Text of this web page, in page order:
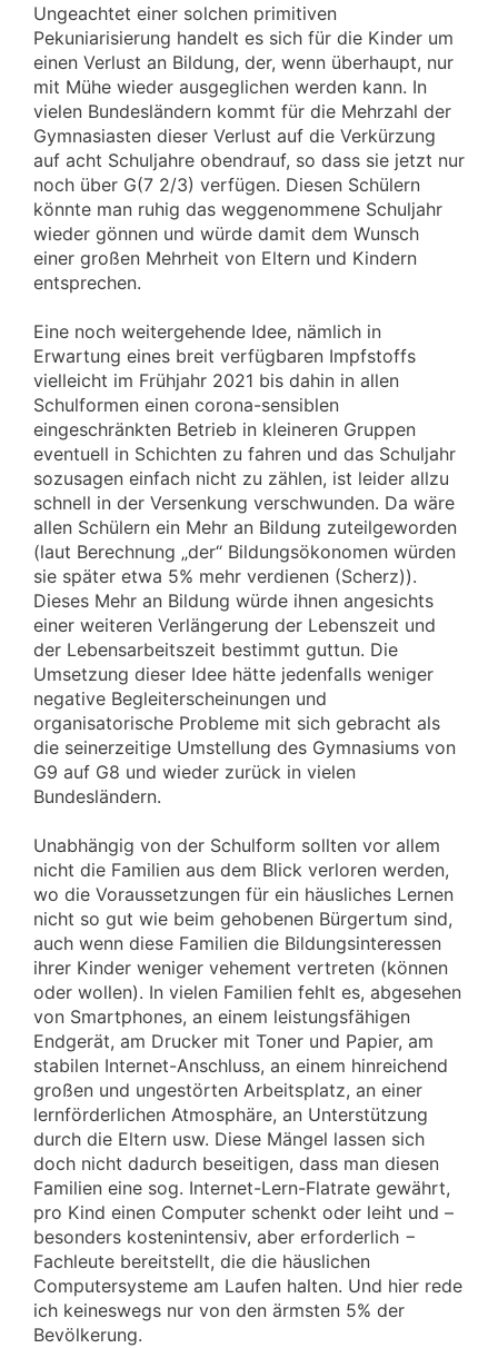
Ungeachtet einer solchen primitiven
Pekuniarisierung handelt es sich für die Kinder um
einen Verlust an Bildung, der, wenn überhaupt, nur
mit Mühe wieder ausgeglichen werden kann. In
vielen Bundesländern kommt für die Mehrzahl der
Gymnasiasten dieser Verlust auf die Verkürzung
auf acht Schuljahre obendrauf, so dass sie jetzt nur
noch über G(7 2/3) verfügen. Diesen Schülern
könnte man ruhig das weggenommene Schuljahr
wieder gönnen und würde damit dem Wunsch
einer großen Mehrheit von Eltern und Kindern
entsprechen.
Eine noch weitergehende Idee, nämlich in
Erwartung eines breit verfügbaren Impfstoffs
vielleicht im Frühjahr 2021 bis dahin in allen
Schulformen einen corona-sensiblen
eingeschränkten Betrieb in kleineren Gruppen
eventuell in Schichten zu fahren und das Schuljahr
sozusagen einfach nicht zu zählen, ist leider allzu
schnell in der Versenkung verschwunden. Da wäre
allen Schülern ein Mehr an Bildung zuteilgeworden
(laut Berechnung „der“ Bildungsökonomen würden
sie später etwa 5% mehr verdienen (Scherz)).
Dieses Mehr an Bildung würde ihnen angesichts
einer weiteren Verlängerung der Lebenszeit und
der Lebensarbeitszeit bestimmt guttun. Die
Umsetzung dieser Idee hätte jedenfalls weniger
negative Begleiterscheinungen und
organisatorische Probleme mit sich gebracht als
die seinerzeitige Umstellung des Gymnasiums von
G9 auf G8 und wieder zurück in vielen
Bundesländern.
Unabhängig von der Schulform sollten vor allem
nicht die Familien aus dem Blick verloren werden,
wo die Voraussetzungen für ein häusliches Lernen
nicht so gut wie beim gehobenen Bürgertum sind,
auch wenn diese Familien die Bildungsinteressen
ihrer Kinder weniger vehement vertreten (können
oder wollen). In vielen Familien fehlt es, abgesehen
von Smartphones, an einem leistungsfähigen
Endgerät, am Drucker mit Toner und Papier, am
stabilen Internet-Anschluss, an einem hinreichend
großen und ungestörten Arbeitsplatz, an einer
lernförderlichen Atmosphäre, an Unterstützung
durch die Eltern usw. Diese Mängel lassen sich
doch nicht da­durch beseitigen, dass man diesen
Familien eine sog. Internet-Lern-Flatrate gewährt,
pro Kind einen Computer schenkt oder leiht und –
besonders kostenintensiv, aber erforderlich −
Fachleute bereitstellt, die die häuslichen
Computersysteme am Laufen halten. Und hier rede
ich keineswegs nur von den ärmsten 5% der
Bevölkerung.